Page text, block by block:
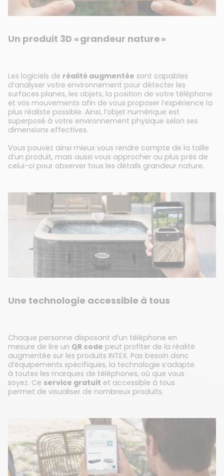
Un produit 3D « grandeur nature »
Les logiciels de réalité augmentée sont capables
d’analyser votre environnement pour détecter les
surfaces planes, les objets, la position de votre téléphone
et vos mouvements afin de vous proposer l’expérience la
plus réaliste possible. Ainsi, l’objet numérique est
superposé à votre environnement physique selon ses
dimensions effectives.
Vous pouvez ainsi mieux vous rendre compte de la taille
d’un produit, mais aussi vous approcher au plus près de
celui-ci pour observer tous les détails grandeur nature.
Une technologie accessible à tous
Chaque personne disposant d’un téléphone en
mesure de lire un QR code peut profiter de la réalité
augmentée sur les produits INTEX. Pas besoin donc
d’équipements spécifiques, la technologie s’adapte
à toutes les marques de téléphones, où que vous
soyez. Ce service gratuit et accessible à tous
permet de visualiser de nombreux produits.